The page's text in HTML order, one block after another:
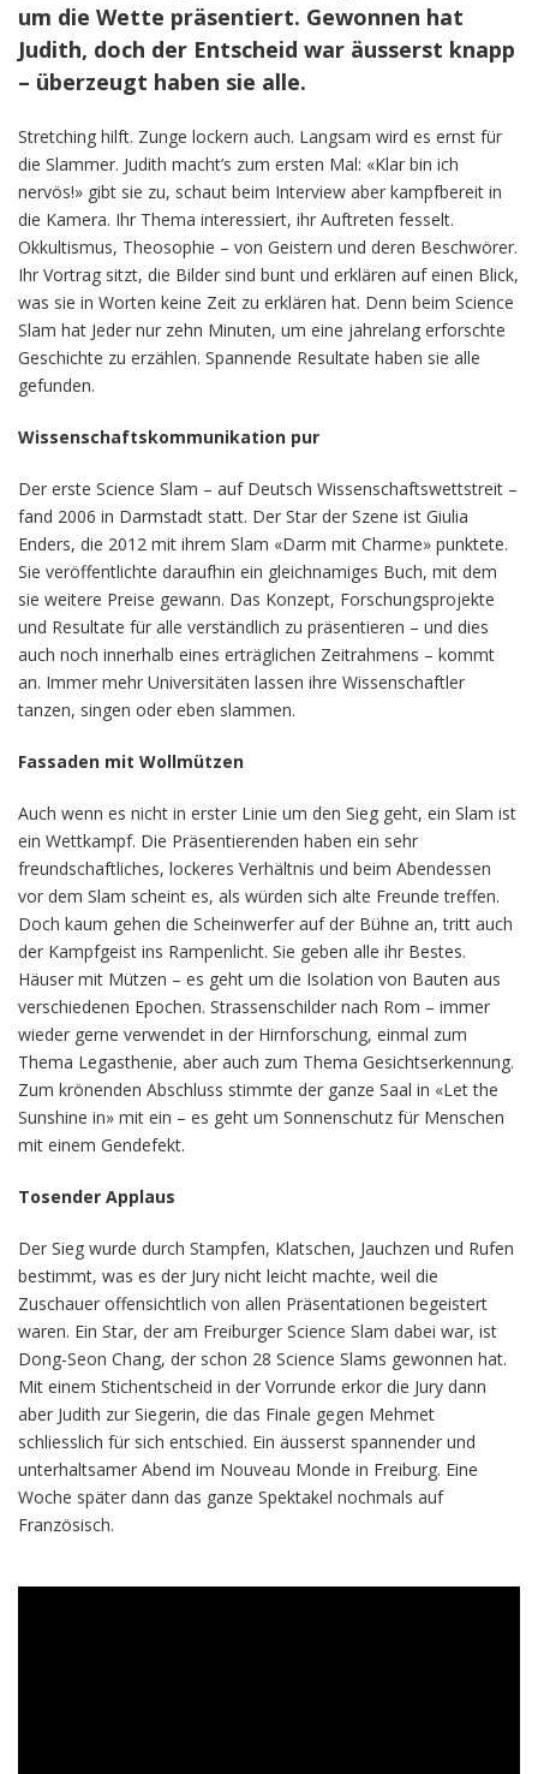
um die Wette präsentiert. Gewonnen hat
Judith, doch der Entscheid war äusserst knapp
– überzeugt haben sie alle.
Stretching hilft. Zunge lockern auch. Langsam wird es ernst für
die Slammer. Judith macht’s zum ersten Mal: «Klar bin ich
nervös!» gibt sie zu, schaut beim Interview aber kampfbereit in
die Kamera. Ihr Thema interessiert, ihr Auftreten fesselt.
Okkultismus, Theosophie – von Geistern und deren Beschwörer.
Ihr Vortrag sitzt, die Bilder sind bunt und erklären auf einen Blick,
was sie in Worten keine Zeit zu erklären hat. Denn beim Science
Slam hat Jeder nur zehn Minuten, um eine jahrelang erforschte
Geschichte zu erzählen. Spannende Resultate haben sie alle
gefunden.
Wissenschaftskommunikation pur
Der erste Science Slam – auf Deutsch Wissenschaftswettstreit –
fand 2006 in Darmstadt statt. Der Star der Szene ist Giulia
Enders, die 2012 mit ihrem Slam «Darm mit Charme» punktete.
Sie veröffentlichte daraufhin ein gleichnamiges Buch, mit dem
sie weitere Preise gewann. Das Konzept, Forschungsprojekte
und Resultate für alle verständlich zu präsentieren – und dies
auch noch innerhalb eines erträglichen Zeitrahmens – kommt
an. Immer mehr Universitäten lassen ihre Wissenschaftler
tanzen, singen oder eben slammen.
Fassaden mit Wollmützen
Auch wenn es nicht in erster Linie um den Sieg geht, ein Slam ist
ein Wettkampf. Die Präsentierenden haben ein sehr
freundschaftliches, lockeres Verhältnis und beim Abendessen
vor dem Slam scheint es, als würden sich alte Freunde treffen.
Doch kaum gehen die Scheinwerfer auf der Bühne an, tritt auch
der Kampfgeist ins Rampenlicht. Sie geben alle ihr Bestes.
Häuser mit Mützen – es geht um die Isolation von Bauten aus
verschiedenen Epochen. Strassenschilder nach Rom – immer
wieder gerne verwendet in der Hirnforschung, einmal zum
Thema Legasthenie, aber auch zum Thema Gesichtserkennung.
Zum krönenden Abschluss stimmte der ganze Saal in «Let the
Sunshine in» mit ein – es geht um Sonnenschutz für Menschen
mit einem Gendefekt.
Tosender Applaus
Der Sieg wurde durch Stampfen, Klatschen, Jauchzen und Rufen
bestimmt, was es der Jury nicht leicht machte, weil die
Zuschauer offensichtlich von allen Präsentationen begeistert
waren. Ein Star, der am Freiburger Science Slam dabei war, ist
Dong-Seon Chang, der schon 28 Science Slams gewonnen hat.
Mit einem Stichentscheid in der Vorrunde erkor die Jury dann
aber Judith zur Siegerin, die das Finale gegen Mehmet
schliesslich für sich entschied. Ein äusserst spannender und
unterhaltsamer Abend im Nouveau Monde in Freiburg. Eine
Woche später dann das ganze Spektakel nochmals auf
Französisch.